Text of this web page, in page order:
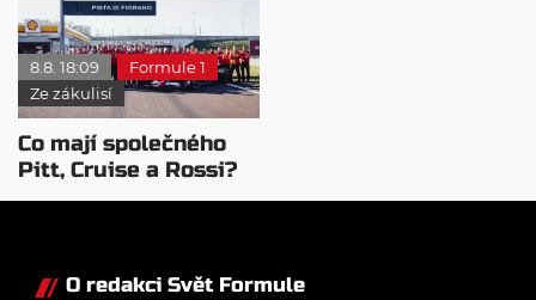
roste
8.8. 18:09
Formule 1
Ze zákulisí
Co mají společného
Pitt, Cruise a Rossi?
Všichni řídili
O redakci Svět Formule